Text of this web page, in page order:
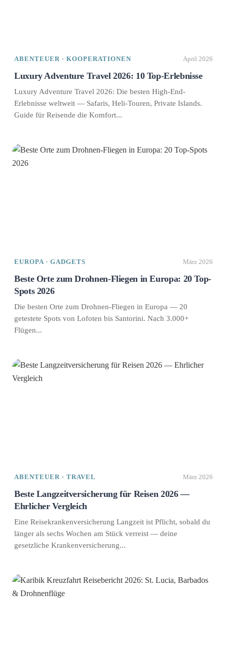
ABENTEUER · KOOPERATIONEN April 2026
Luxury Adventure Travel 2026: 10 Top-Erlebnisse
Luxury Adventure Travel 2026: Die besten High-End-
Erlebnisse weltweit — Safaris, Heli-Touren, Private Islands.
Guide für Reisende die Komfort...
EUROPA · GADGETS März 2026
Beste Orte zum Drohnen-Fliegen in Europa: 20 Top-
Spots 2026
Die besten Orte zum Drohnen-Fliegen in Europa — 20
getestete Spots von Lofoten bis Santorini. Nach 3.000+
Flügen...
ABENTEUER · TRAVEL März 2026
Beste Langzeitversicherung für Reisen 2026 —
Ehrlicher Vergleich
Eine Reisekrankenversicherung Langzeit ist Pflicht, sobald du
länger als sechs Wochen am Stück verreist — deine
gesetzliche Krankenversicherung...